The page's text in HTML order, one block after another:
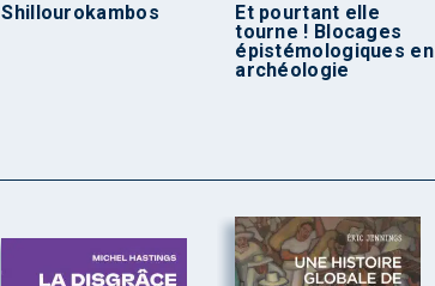
Shillourokambos
Et pourtant elle
tourne ! Blocages
épistémologiques en
archéologie